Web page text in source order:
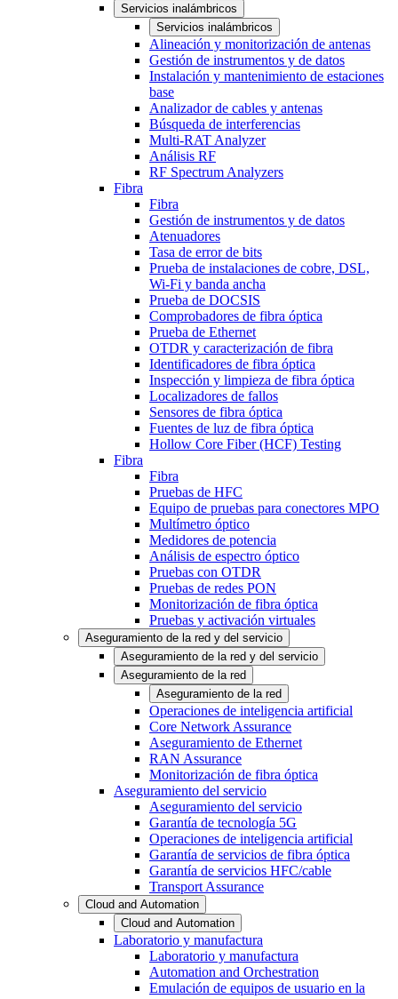
Servicios inalámbricos
Servicios inalámbricos
Alineación y monitorización de antenas
Gestión de instrumentos y de datos
Instalación y mantenimiento de estaciones
base
Analizador de cables y antenas
Búsqueda de interferencias
Multi-RAT Analyzer
Análisis RF
RF Spectrum Analyzers
Fibra
Fibra
Gestión de instrumentos y de datos
Atenuadores
Tasa de error de bits
Prueba de instalaciones de cobre, DSL,
Wi-Fi y banda ancha
Prueba de DOCSIS
Comprobadores de fibra óptica
Prueba de Ethernet
OTDR y caracterización de fibra
Identificadores de fibra óptica
Inspección y limpieza de fibra óptica
Localizadores de fallos
Sensores de fibra óptica
Fuentes de luz de fibra óptica
Hollow Core Fiber (HCF) Testing
Fibra
Fibra
Pruebas de HFC
Equipo de pruebas para conectores MPO
Multímetro óptico
Medidores de potencia
Análisis de espectro óptico
Pruebas con OTDR
Pruebas de redes PON
Monitorización de fibra óptica
Pruebas y activación virtuales
Aseguramiento de la red y del servicio
Aseguramiento de la red y del servicio
Aseguramiento de la red
Aseguramiento de la red
Operaciones de inteligencia artificial
Core Network Assurance
Aseguramiento de Ethernet
RAN Assurance
Monitorización de fibra óptica
Aseguramiento del servicio
Aseguramiento del servicio
Garantía de tecnología 5G
Operaciones de inteligencia artificial
Garantía de servicios de fibra óptica
Garantía de servicios HFC/cable
Transport Assurance
Cloud and Automation
Cloud and Automation
Laboratorio y manufactura
Laboratorio y manufactura
Automation and Orchestration
Emulación de equipos de usuario en la